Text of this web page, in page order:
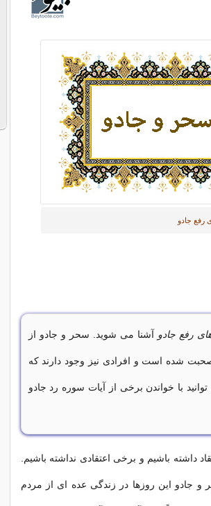
رفع جادو
رفع جادو آشنا می شوید. سحر و جادو از
شده است و افرادی نیز وجود دارند که
با خواندن برخی از آیات سوره رد جادو
داشته باشیم و برخی اعتقادی نداشته باشیم.
این روزها در زندگی عده ای از مردم